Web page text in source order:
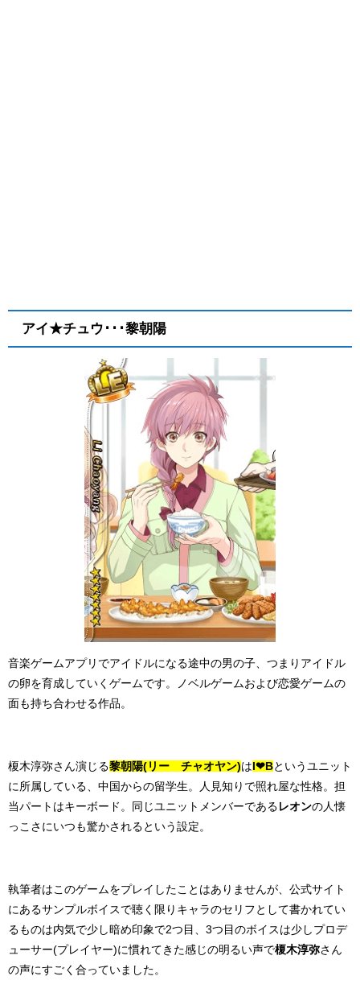
アイ★チュウ･･･黎朝陽
音楽ゲームアプリでアイドルになる途中の男の子、つまりアイドル
の卵を育成していくゲームです。ノベルゲームおよび恋愛ゲームの
面も持ち合わせる作品。
榎木淳弥さん演じる黎朝陽(リー チャオヤン)は I❤Bというユニット
に所属している、中国からの留学生。人見知りで照れ屋な性格。担
当パートはキーボード。同じユニットメンバーである レオンの人懐
っこさにいつも驚かされるという設定。
執筆者はこのゲームをプレイしたことはありませんが、公式サイト
にあるサンプルボイスで聴く限りキャラのセリフとして書かれてい
るものは内気で少し暗め印象で2つ目、3つ目のボイスは少しプロデ
ューサー(プレイヤー)に慣れてきた感じの明るい声で榎木淳弥さん
の声にすごく合っていました。